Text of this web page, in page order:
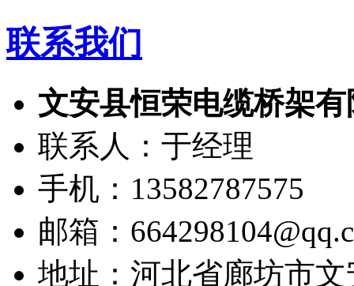
联系我们
文安县恒荣电缆桥架
联系人：于经理
手机：13582787575
邮箱：
地址：河北省廊坊市